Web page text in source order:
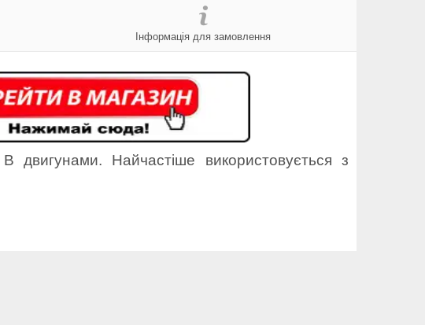
Інформація для замовлення
Найчастіше використовується з